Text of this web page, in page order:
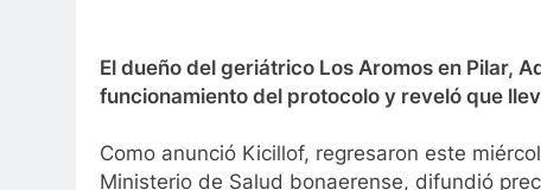
El dueño del geriátrico Los Aromos en Pilar,
funcionamiento del protocolo y reveló que
Como anunció Kicillof, regresaron este
Ministerio de Salud bonaerense, difundió